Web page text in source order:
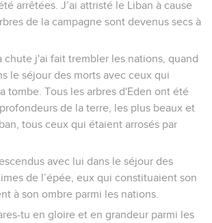
arrêtées. J’ai attristé le Liban à cause
de la campagne sont devenus secs à
chute j'ai fait trembler les nations, quand
le séjour des morts avec ceux qui
tombe. Tous les arbres d'Eden ont été
de la terre, les plus beaux et
tous ceux qui étaient arrosés par
avec lui dans le séjour des
de l’épée, eux qui constituaient son
à son ombre parmi les nations.
tu en gloire et en grandeur parmi les